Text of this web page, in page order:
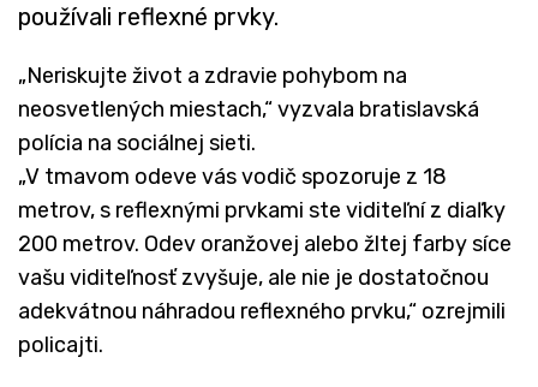
používali reflexné prvky.
„Neriskujte život a zdravie pohybom na
neosvetlených miestach,“ vyzvala bratislavská
polícia na sociálnej sieti.
„V tmavom odeve vás vodič spozoruje z 18
metrov, s reflexnými prvkami ste viditeľní z diaľky
200 metrov. Odev oranžovej alebo žltej farby síce
vašu viditeľnosť zvyšuje, ale nie je dostatočnou
adekvátnou náhradou reflexného prvku,“ ozrejmili
policajti.